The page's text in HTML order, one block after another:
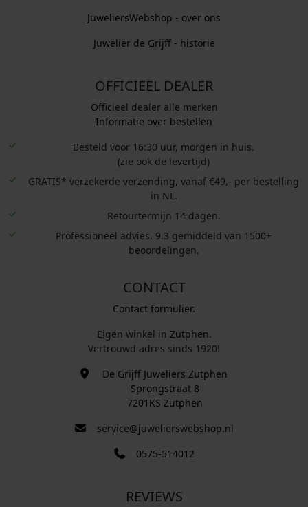
JuweliersWebshop - over ons
Juwelier de Grijff - historie
OFFICIEEL DEALER
Officieel dealer alle merken
Informatie over bestellen
Besteld voor 16:30 uur, morgen in huis.
(zie ook de levertijd)
GRATIS* verzekerde verzending, vanaf €49,- per bestelling
in NL.
Retourtermijn 14 dagen.
Professioneel advies. 9.3 gemiddeld van 1500+
beoordelingen.
CONTACT
Contact formulier.
Eigen winkel in Zutphen.
Vertrouwd adres sinds 1920!
De Grijff Juweliers Zutphen
Sprongstraat 8
7201KS Zutphen
service@juwelierswebshop.nl
0575-514012
REVIEWS